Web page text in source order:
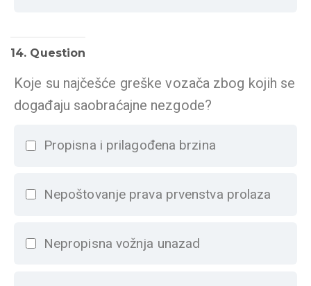
14. Question
Koje su najčešće greške vozača zbog kojih se
događaju saobraćajne nezgode?
Propisna i prilagođena brzina
Nepoštovanje prava prvenstva prolaza
Nepropisna vožnja unazad